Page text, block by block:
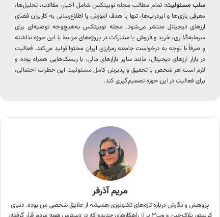
سلب مسئولیت: تمام مطالب مجله نوبیتکس شامل اخبار، مقالات، تحلیل‌ها،
معرفی بازی‌ها و ایردراپ‌ها، تنها با هدف آموزش یا اطلاع‌رسانی به کاربران فضای
ارزهای دیجیتال منتشر می‌شود. مجله نوبیتکس به‌هیچ‌وجه توصیه‌ای برای
سرمایه‌گذاری، خرید و فروش یا مشارکت در پروژه‌های مرتبط با این حوزه نداشته
و صرفاً با توجه به درخواست جامعه رمزارزی ایران محتوا تولید می‌کند. فعالیت
در بازار ارزهای دیجیتال، مانند سایر بازارهای مالی، با ریسک‌هایی همراه بوده و
لازم است هر شخص با تحقیق و پذیرش کامل مسئولیت این خطرات احتمالی،
برای فعالیت در این حوزه تصمیم‌گیری کند.
مریم آذرفر
پژوهش و نگارش درباره تازه‌های تکنولوژی همیشه از علایق شخصی من بوده. دنیای